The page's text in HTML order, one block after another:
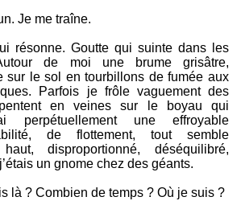
Je me traîne.
résonne. Goutte qui suinte dans les
de moi une brume grisâtre,
sur le sol en tourbillons de fumée aux
Parfois je frôle vaguement des
en veines sur le boyau qui
perpétuellement une effroyable
de flottement, tout semble
haut, disproportionné, déséquilibré,
un gnome chez des géants.
là ? Combien de temps ? Où je suis ?